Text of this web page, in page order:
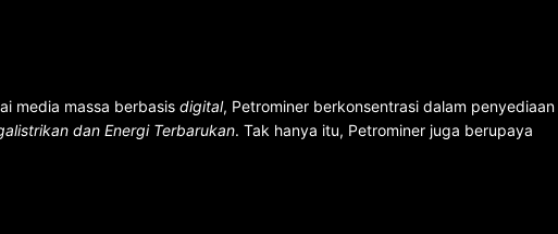
media massa berbasis digital, Petrominer berkonsentrasi dalam penyediaan
dan Energi Terbarukan. Tak hanya itu, Petrominer juga berupaya